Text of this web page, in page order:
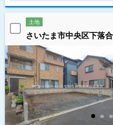
土地
さいたま市中央区下